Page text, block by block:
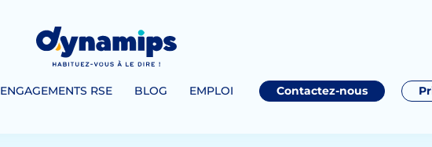
ENGAGEMENTS RSE BLOG EMPLOI Contactez-nous